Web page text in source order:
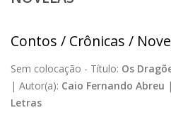
Contos / Crônicas /
Sem colocação - Título: Os
| Autor(a): Caio Fernando Abreu |
Letras